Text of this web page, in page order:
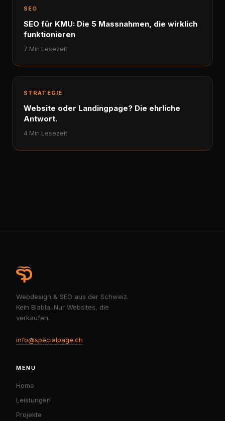
SEO
SEO für KMU: Die 5 Massnahmen, die wirklich
funktionieren
7 Min Lesezeit
STRATEGIE
Website oder Landingpage? Die ehrliche
Antwort.
4 Min Lesezeit
Webdesign & SEO aus der Schweiz.
Kein Blabla. Nur Websites, die
verkaufen.
info@specialpage.ch
MENU
Home
Leistungen
Projekte